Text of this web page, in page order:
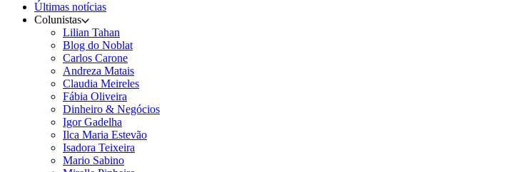
Últimas notícias
Colunistas
Lilian Tahan
Blog do Noblat
Carlos Carone
Andreza Matais
Claudia Meireles
Fábia Oliveira
Dinheiro & Negócios
Igor Gadelha
Ilca Maria Estevão
Isadora Teixeira
Mario Sabino